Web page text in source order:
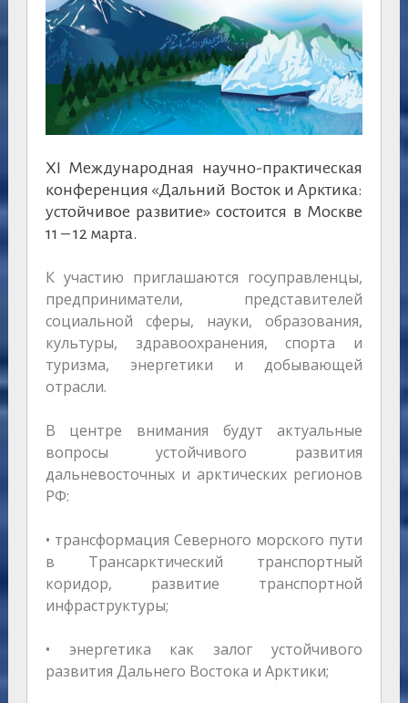
XI Международная научно-практическая
конференция «Дальний Восток и Арктика:
устойчивое развитие» состоится в Москве
11 – 12 марта.
К участию приглашаются госуправленцы,
предприниматели, представителей
социальной сферы, науки, образования,
культуры, здравоохранения, спорта и
туризма, энергетики и добывающей
отрасли.
В центре внимания будут актуальные
вопросы устойчивого развития
дальневосточных и арктических регионов
РФ:
• трансформация Северного морского пути
в Трансарктический транспортный
коридор, развитие транспортной
инфраструктуры;
• энергетика как залог устойчивого
развития Дальнего Востока и Арктики;